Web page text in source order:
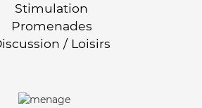
Stimulation
Promenades
/ Loisirs